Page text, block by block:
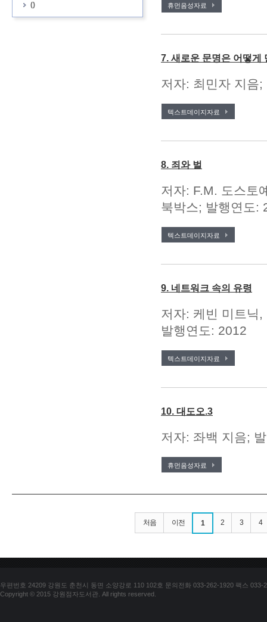
() 휴먼음성자료
7. 새로운 문명은 어떻게
저자: 최민자 지음
텍스트데이지자료
8. 죄와 벌
저자: F.M. 도스토
북박스; 발행연도:
텍스트데이지자료
9. 네트워크 속의 유령
저자: 케빈 미트닉
발행연도: 2012
텍스트데이지자료
10. 대도오.3
저자: 좌백 지음;
휴먼음성자료
처음 이전 1 2 3 4
우편번호 24209 강원도 춘천시 동면 소양강로 110 102호 문의전화 033-262-1920 팩스 033-
Copyright © 2015 강원점자도서관. All rights reserved.